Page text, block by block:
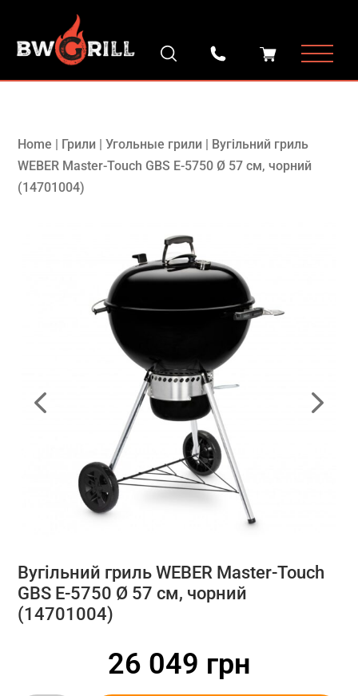
Home | Грили |Угольные грили | Вугільний гриль
WEBER Master-Touch GBS E-5750 Ø 57 см, чорний
(14701004)
Вугільний гриль WEBER Master-Touch
GBS E-5750 Ø 57 см, чорний
(14701004)
26 049 грн